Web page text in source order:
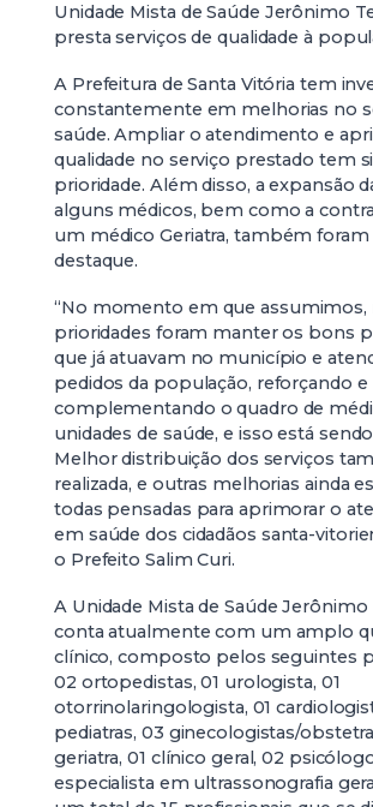
Unidade Mista de Saúde Jerônimo
presta serviços de qualidade à
A Prefeitura de Santa Vitória tem
constantemente em melhorias no
saúde. Ampliar o atendimento e
qualidade no serviço prestado tem
prioridade. Além disso, a expansão
alguns médicos, bem como a
um médico Geriatra, também foram
destaque.
“No momento em que assumimos,
prioridades foram manter os bons
que já atuavam no município e
pedidos da população, reforçando e
complementando o quadro de
unidades de saúde, e isso está
Melhor distribuição dos serviços
realizada, e outras melhorias ainda
todas pensadas para aprimorar o
em saúde dos cidadãos santa-
o Prefeito Salim Curi.
A Unidade Mista de Saúde Jerônimo
conta atualmente com um amplo
clínico, composto pelos seguintes
02 ortopedistas, 01 urologista, 01
otorrinolaringologista, 01
pediatras, 03 ginecologistas/
geriatra, 01 clínico geral, 02
especialista em ultrassonografia